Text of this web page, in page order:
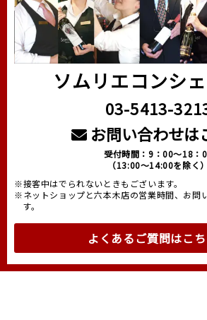
ソムリエコンシ
03-5413-
お問い合わせは
受付時間：9：00～18：
（13:00～14:00を除く）
※接客中はでられないときもございます。
※ネットショップと六本木店の営業時間、お問
す。
よくあるご質問はこ